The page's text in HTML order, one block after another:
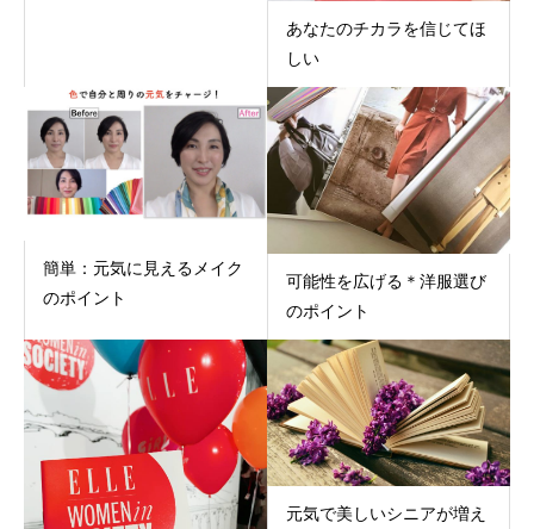
あなたのチカラを信じてほ
しい
簡単：元気に見えるメイク
のポイント
可能性を広げる＊洋服選び
のポイント
元気で美しいシニアが増え